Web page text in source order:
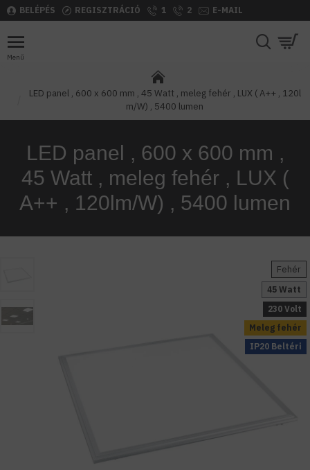
BELÉPÉS REGISZTRÁCIÓ 1 2 E-MAIL
LED panel , 600 x 600 mm , 45 Watt , meleg fehér , LUX ( A++ , 120l
m/W) , 5400 lumen
LED panel , 600 x 600 mm ,
45 Watt , meleg fehér , LUX (
A++ , 120lm/W) , 5400 lumen
Meleg fehér
IP20 Beltéri
Fehér
45 Watt
230 Volt